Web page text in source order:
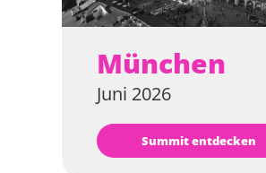
München
Juni 2026
Summit entdecken